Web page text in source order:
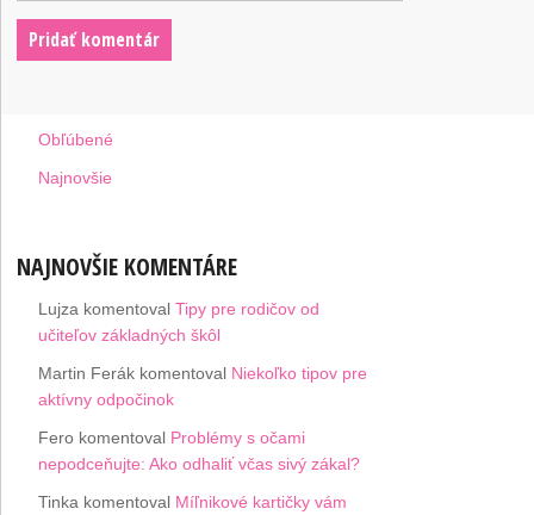
Obľúbené
Najnovšie
NAJNOVŠIE KOMENTÁRE
Lujza komentovalTipy pre rodičov od
učiteľov základných škôl
Martin Ferák komentoval Niekoľko tipov pre
aktívny odpočinok
Fero komentoval Problémy s očami
nepodceňujte: Ako odhaliť včas sivý zákal?
Tinka komentoval Míľnikové kartičky vám